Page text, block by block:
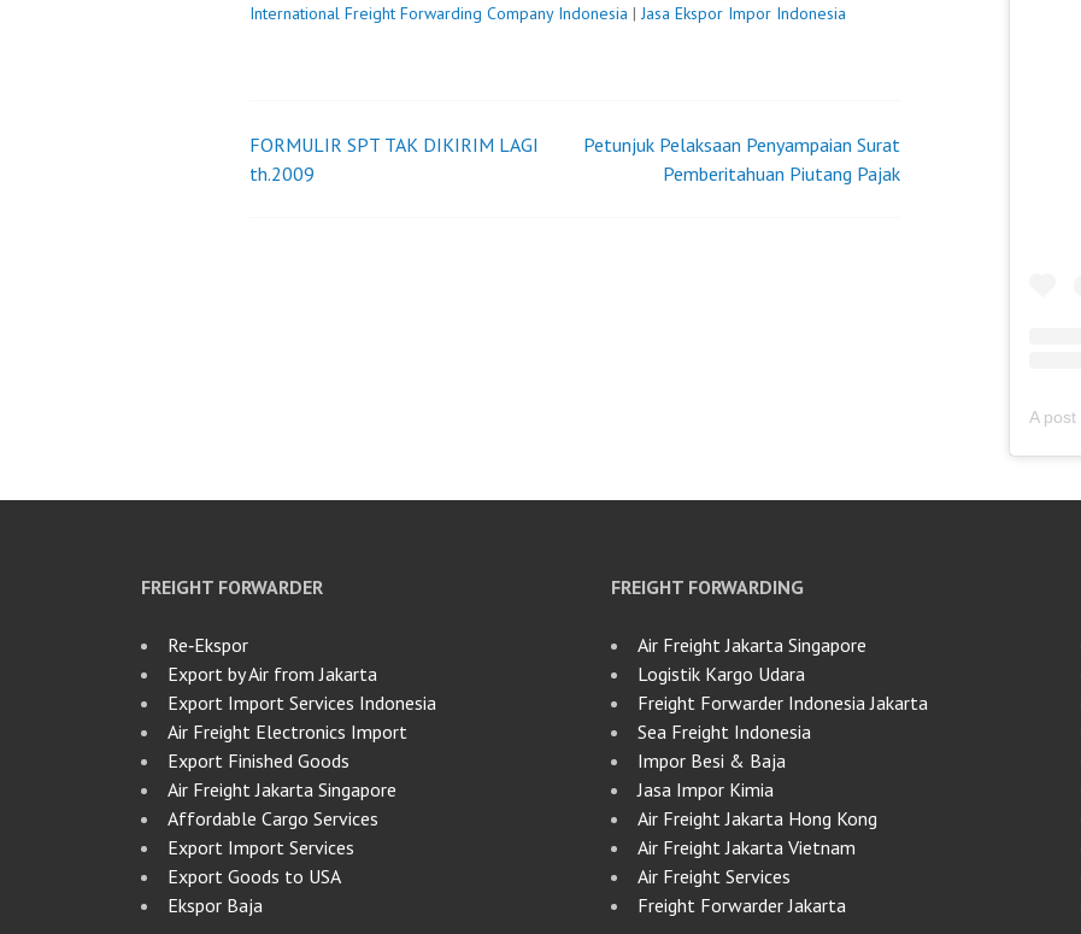
PEMERINTAH
International Freight Forwarding Company Indonesia |Jasa Ekspor Impor Indonesia
Post
FORMULIR SPT TAK DIKIRIM LAGI
th.2009
Petunjuk Pelaksaan Penyampaian Surat
Pemberitahuan Piutang Pajak
FREIGHT FORWARDER
Re‑Ekspor
Export by Air from Jakarta
Export Import Services Indonesia
Air Freight Electronics Import
Export Finished Goods
Air Freight Jakarta Singapore
Affordable Cargo Services
Export Import Services
Export Goods to USA
Ekspor Baja
FREIGHT FORWARDING
Air Freight Jakarta Singapore
Logistik Kargo Udara
Freight Forwarder Indonesia Jakarta
Sea Freight Indonesia
Impor Besi & Baja
Jasa Impor Kimia
Air Freight Jakarta Hong Kong
Air Freight Jakarta Vietnam
Air Freight Services
Freight Forwarder Jakarta